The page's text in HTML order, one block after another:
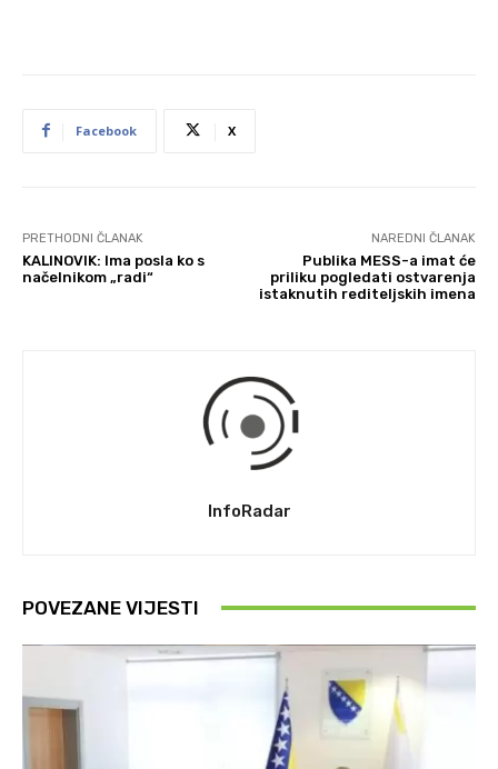
Facebook X
PRETHODNI ČLANAK
KALINOVIK: Ima posla ko s
načelnikom „radi“
NAREDNI ČLANAK
Publika MESS-a imat će
priliku pogledati ostvarenja
istaknutih rediteljskih imena
InfoRadar
POVEZANE VIJESTI